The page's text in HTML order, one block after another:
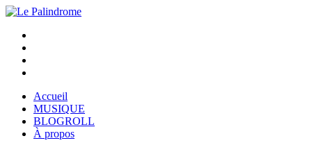
Accueil
MUSIQUE
BLOGROLL
À propos